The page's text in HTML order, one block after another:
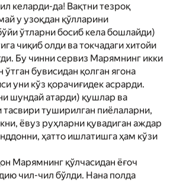
келарди-да! Вақтни тезроқ
у узоқдан қўлларини
ўтларни босиб кела бошлайди)
чиқиб олди ва токчадаги хитойи
Бу чинни сервиз Мар­ямнинг икки
бувисидан қолган ягона
уни кўз қорачиғидек асрарди.
шундай атарди) қушлар ва
тасвири туширилган пиёлаларни,
ёвуз руҳларни қувадиган аждар
ҳатто ишлатишга ҳам кўзи
Мар­ямнинг қўлчасидан ёғоч
чил-чил бўлди. Нана полда